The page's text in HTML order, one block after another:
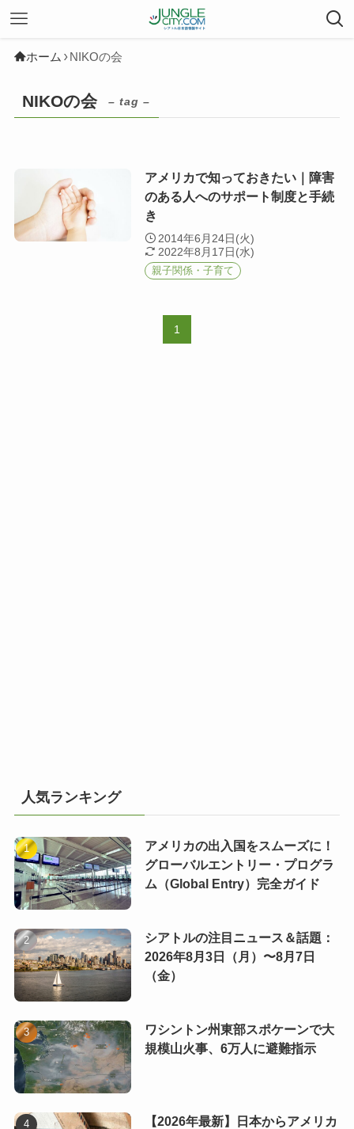
ホーム NIKOの会
NIKOの会 – tag –
アメリカで知っておきたい｜障害
のある人へのサポート制度と手続
き
2014年6月24日(火)
2022年8月17日(水)
親子関係・子育て
1
人気ランキング
アメリカの出入国をスムーズに！
グローバルエントリー・プログラ
ム（Global Entry）完全ガイド
シアトルの注目ニュース＆話題：
2026年8月3日（月）〜8月7日
（金）
ワシントン州東部スポケーンで大
規模山火事、6万人に避難指示
【2026年最新】日本からアメリカ